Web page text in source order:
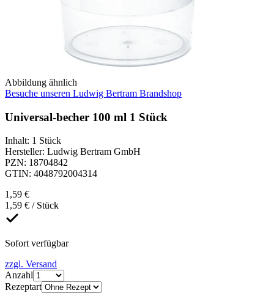
Abbildung ähnlich
Besuche unseren Ludwig Bertram Brandshop
Universal-becher 100 ml 1 Stück
Inhalt: 1 Stück
Hersteller: Ludwig Bertram GmbH
PZN: 18704842
GTIN: 4048792004314
1,59 €
1,59 € / Stück
Sofort verfügbar
zzgl. Versand
Anzahl
Rezeptart